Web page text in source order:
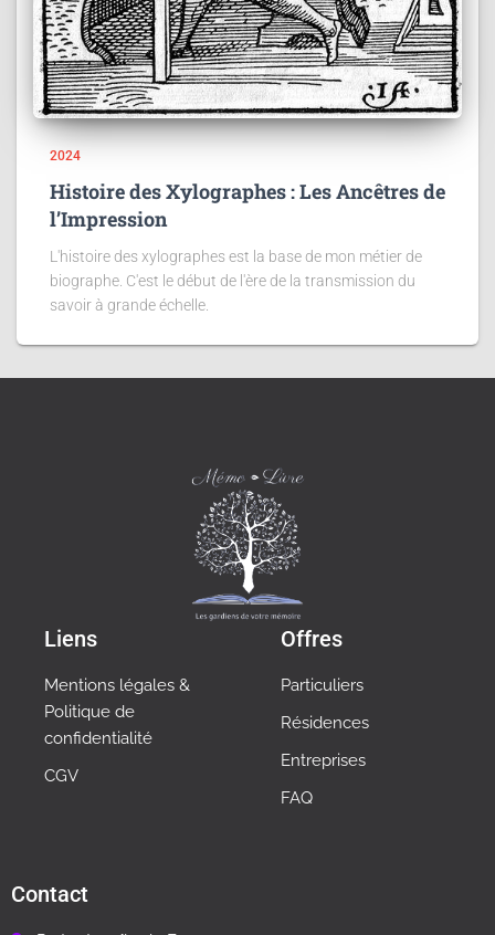
2024
Histoire des Xylographes : Les Ancêtres de
l’Impression
L'histoire des xylographes est la base de mon métier de
biographe. C'est le début de l'ère de la transmission du
savoir à grande échelle.
Liens
Mentions légales &
Politique de
confidentialité
CGV
Offres
Particuliers
Résidences
Entreprises
FAQ
Contact